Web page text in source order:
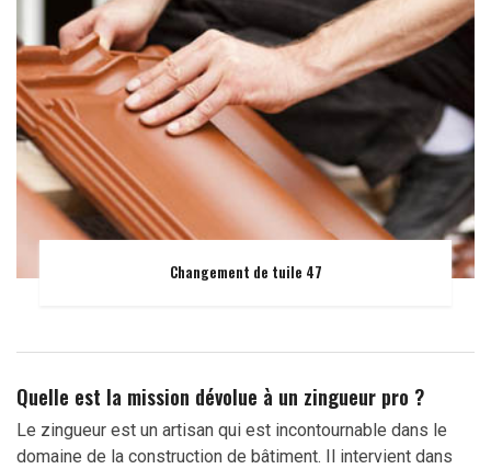
Changement de tuile 47
Quelle est la mission dévolue à un zingueur pro ?
Le zingueur est un artisan qui est incontournable dans le
domaine de la construction de bâtiment. Il intervient dans